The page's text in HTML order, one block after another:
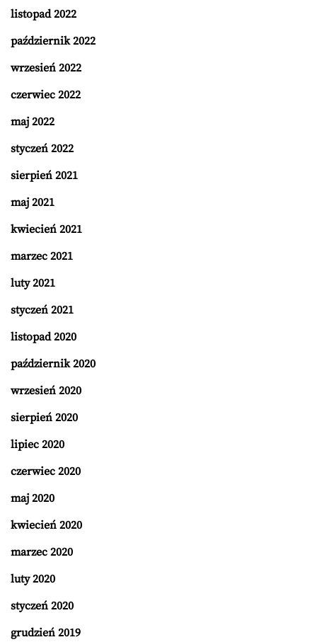
listopad 2022
październik 2022
wrzesień 2022
czerwiec 2022
maj 2022
styczeń 2022
sierpień 2021
maj 2021
kwiecień 2021
marzec 2021
luty 2021
styczeń 2021
listopad 2020
październik 2020
wrzesień 2020
sierpień 2020
lipiec 2020
czerwiec 2020
maj 2020
kwiecień 2020
marzec 2020
luty 2020
styczeń 2020
grudzień 2019